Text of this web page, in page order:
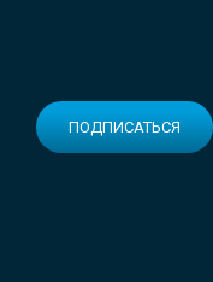
ПОДПИСАТЬСЯ